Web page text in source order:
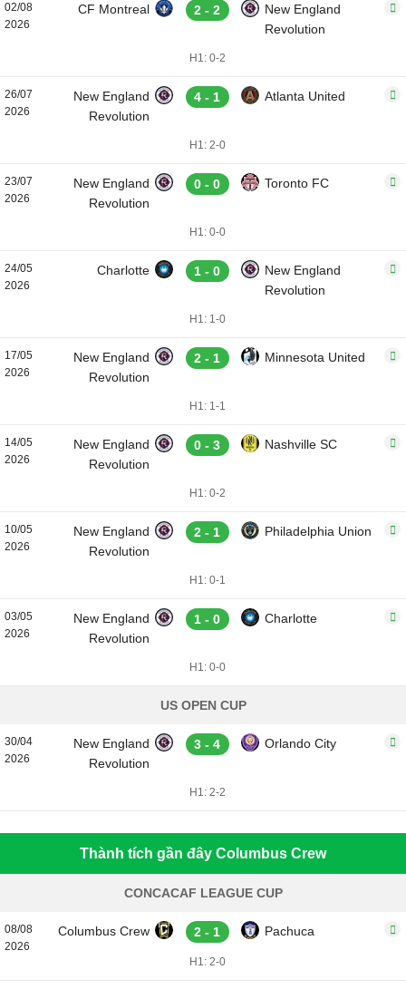
02/08
2026
CF Montreal 2 - 2
New England
Revolution
H1: 0-2
26/07
2026
New England
Revolution
4 - 1 Atlanta United
H1: 2-0
23/07
2026
New England
Revolution
0 - 0 Toronto FC
H1: 0-0
24/05
2026
Charlotte 1 - 0
New England
Revolution
H1: 1-0
17/05
2026
New England
Revolution
2 - 1 Minnesota United
H1: 1-1
14/05
2026
New England
Revolution
0 - 3 Nashville SC
H1: 0-2
10/05
2026
New England
Revolution
2 - 1 Philadelphia Union
H1: 0-1
03/05
2026
New England
Revolution
1 - 0 Charlotte
H1: 0-0
US OPEN CUP
30/04
2026
New England
Revolution
3 - 4 Orlando City
H1: 2-2
Thành tích gần đây Columbus Crew
CONCACAF LEAGUE CUP
08/08
2026
Columbus Crew 2 - 1 Pachuca
H1: 2-0